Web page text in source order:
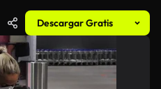
Descargar Gratis